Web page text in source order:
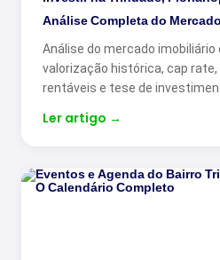
Análise Completa do Mercado
Análise do mercado imobiliário
valorização histórica, cap
rentáveis e tese de
Ler artigo →